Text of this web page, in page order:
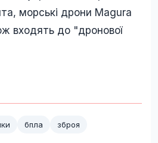
морські дрони Magura
входять до "дронової
бпла зброя